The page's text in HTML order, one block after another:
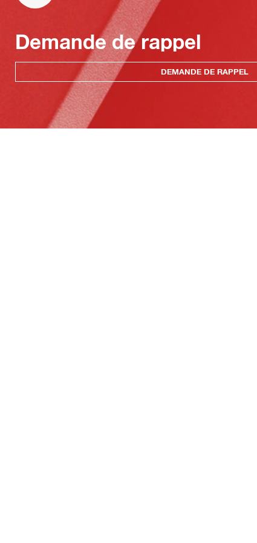
Demande de rappel
DEMANDE DE RAPPEL